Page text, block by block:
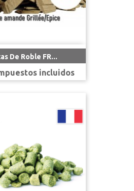
De Roble FR...
incluidos